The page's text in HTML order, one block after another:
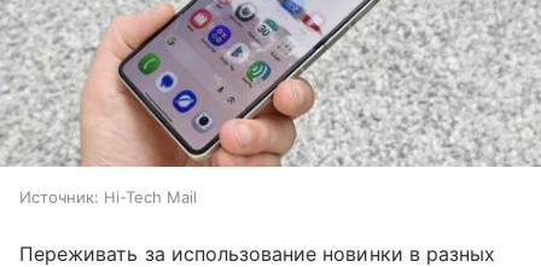
Источник: Hi-Tech Mail
Переживать за использование новинки в разных